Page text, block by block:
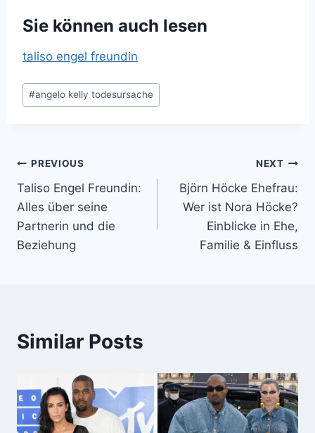
Sie können auch lesen
taliso engel freundin
Post
Tags:
#angelo kelly todesursache
Post
navigation
PREVIOUS
Taliso Engel Freundin:
Alles über seine
Partnerin und die
Beziehung
NEXT
Björn Höcke Ehefrau:
Wer ist Nora Höcke?
Einblicke in Ehe,
Familie & Einfluss
Similar Posts